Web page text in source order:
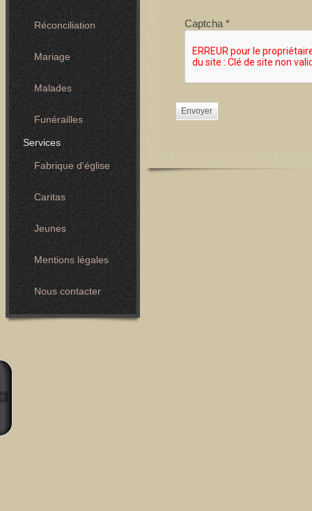
Réconciliation
Mariage
Malades
Funérailles
Services
Fabrique d'église
Caritas
Jeunes
Mentions légales
Nous contacter
Captcha*
Envoyer